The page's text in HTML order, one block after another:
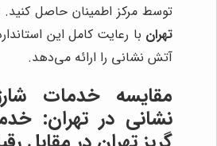
توسط مرکز اطمینان حاصل کنید.
تهران با رعایت کامل این
آتش نشانی را ارائه می‌دهد.
مقایسه خدمات
نشانی در تهران: